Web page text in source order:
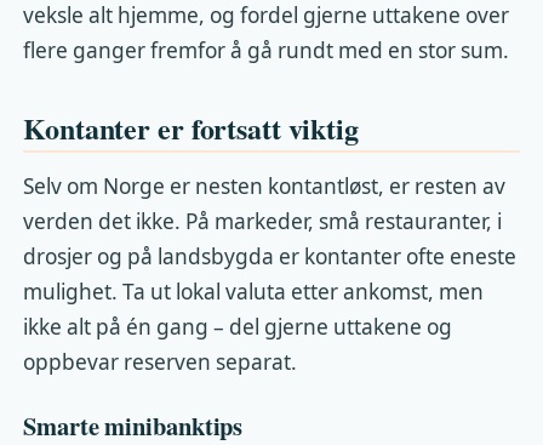
veksle alt hjemme, og fordel gjerne uttakene over
flere ganger fremfor å gå rundt med en stor sum.
Kontanter er fortsatt viktig
Selv om Norge er nesten kontantløst, er resten av
verden det ikke. På markeder, små restauranter, i
drosjer og på landsbygda er kontanter ofte eneste
mulighet. Ta ut lokal valuta etter ankomst, men
ikke alt på én gang – del gjerne uttakene og
oppbevar reserven separat.
Smarte minibanktips